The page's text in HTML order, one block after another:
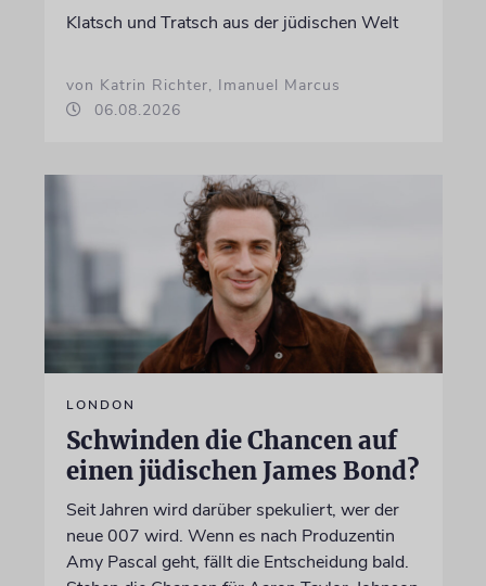
Klatsch und Tratsch aus der jüdischen Welt
von Katrin Richter, Imanuel Marcus
06.08.2026
LONDON
Schwinden die Chancen auf
einen jüdischen James Bond?
Seit Jahren wird darüber spekuliert, wer der
neue 007 wird. Wenn es nach Produzentin
Amy Pascal geht, fällt die Entscheidung bald.